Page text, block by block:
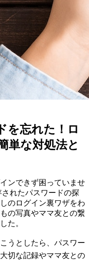
を忘れた！ロ
単な対処法と
ンできず困っていませ
れたパスワードの探
のログイン裏ワザをわ
の写真やママ友との繋
た。
うとしたら、パスワー
切な記録やママ友との